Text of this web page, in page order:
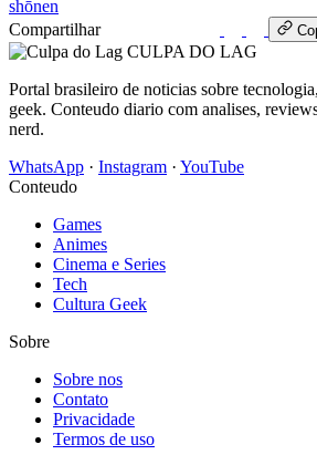
shōnen
Compartilhar
CULPA DO LAG
Portal brasileiro de noticias sobre
geek. Conteudo diario com analises,
nerd.
WhatsApp · Instagram · YouTube
Conteudo
Games
Animes
Cinema e Series
Tech
Cultura Geek
Sobre
Sobre nos
Contato
Privacidade
Termos de uso